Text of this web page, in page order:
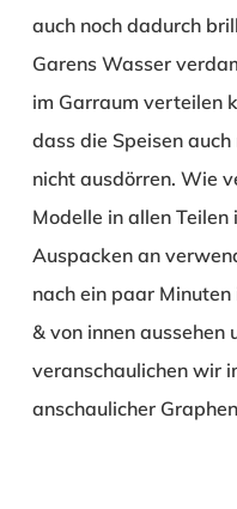
auch noch dadurch
Garens Wasser
im Garraum verteilen
dass die Speisen
nicht ausdörren. Wie
Modelle in allen
Auspacken an
nach ein paar
& von innen aussehen
veranschaulichen wir
anschaulicher